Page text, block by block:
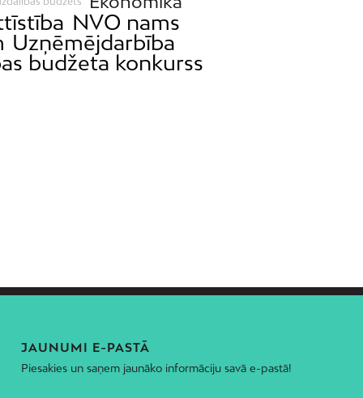
NVO nams
Uzņēmējdarbība
budžeta konkurss
JAUNUMI E-PASTĀ
Piesakies un saņem jaunāko informāciju savā e-pastā!